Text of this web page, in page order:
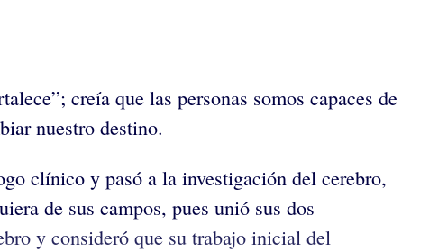
creía que las personas somos capaces de
nuestro destino.
clínico y pasó a la investigación del cerebro,
de sus campos, pues unió sus dos
y consideró que su trabajo inicial del